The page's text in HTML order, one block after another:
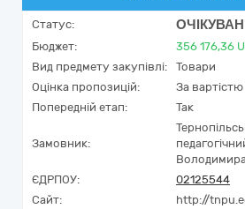
Статус:
Бюджет: 356 176,36
Вид предмету закупівлі:
Товари
Оцінка пропозицій:
За
Попередній етап:
Так
Замовник:
ЄДРПОУ:
02125544
Сайт:
http://